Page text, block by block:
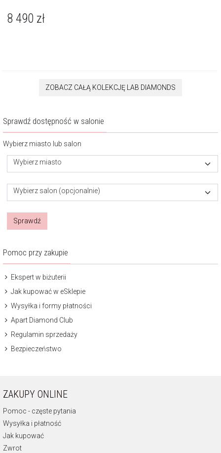
8 490 zł
ZOBACZ CAŁĄ KOLEKCJĘ LAB DIAMONDS
Sprawdź dostępność w salonie
Wybierz miasto lub salon
Wybierz miasto
Wybierz salon (opcjonalnie)
Sprawdź
Pomoc przy zakupie
Ekspert w biżuterii
Jak kupować w eSklepie
Wysyłka i formy płatności
Apart Diamond Club
Regulamin sprzedaży
Bezpieczeństwo
ZAKUPY ONLINE
Pomoc - częste pytania
Wysyłka i płatność
Jak kupować
Zwrot